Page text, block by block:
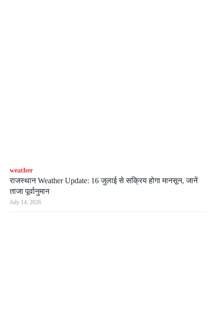
weather
राजस्थान Weather Update: 16 जुलाई से सक्रिय होगा मानसून, जानें
ताजा पूर्वानुमान
July 14, 2026